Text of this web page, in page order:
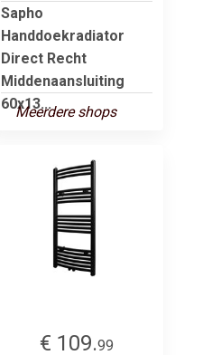
Sapho
Handdoekradiator
Direct Recht
Middenaansluiting
60x13...
Meerdere shops
€ 109.99